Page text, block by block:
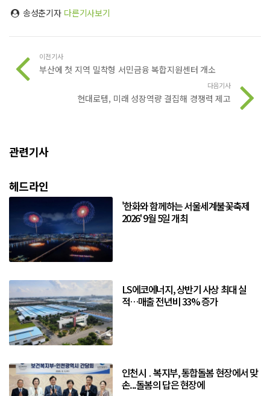
송성춘기자 다른기사보기
이전기사
부산에 첫 지역 밀착형 서민금융 복합지원센터 개소
다음기사
현대로템, 미래 성장역량 결집해 경쟁력 제고
관련기사
헤드라인
'한화와 함께하는 서울세계불꽃축제
2026' 9월 5일 개최
LS에코에너지, 상반기 사상 최대 실
적…매출 전년비 33% 증가
인천시 ․ 복지부, 통합돌봄 현장에서 맞
손...돌봄의 답은 현장에